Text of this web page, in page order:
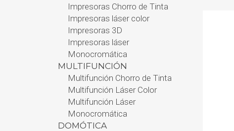
Impresoras Chorro de Tinta
Impresoras láser color
Impresoras 3D
Impresoras láser
Monocromática
MULTIFUNCIÓN
Multifunción Chorro de Tinta
Multifunción Láser Color
Multifunción Láser
Monocromática
DOMÓTICA